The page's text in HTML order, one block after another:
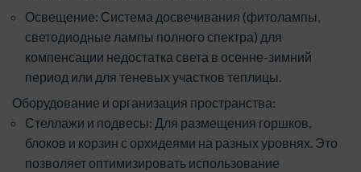
Освещение: Система досвечивания (фитолампы,
светодиодные лампы полного спектра) для
компенсации недостатка света в осенне-зимний
период или для теневых участков теплицы.
Оборудование и организация пространства:
Стеллажи и подвесы: Для размещения горшков,
блоков и корзин с орхидеями на разных уровнях. Это
позволяет оптимизировать использование